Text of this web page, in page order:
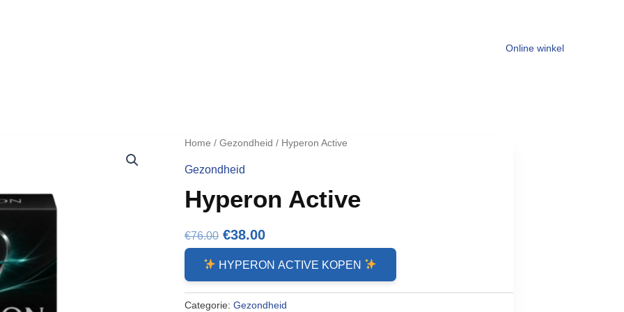
Online winkel
Home /Gezondheid / Hyperon Active
Gezondheid
Hyperon Active
€76.00 Oorspronkelijke
€76.00.
€38.00Huidige
€38.00.
HYPERON ACTIVE KOPEN
Categorie:Gezondheid